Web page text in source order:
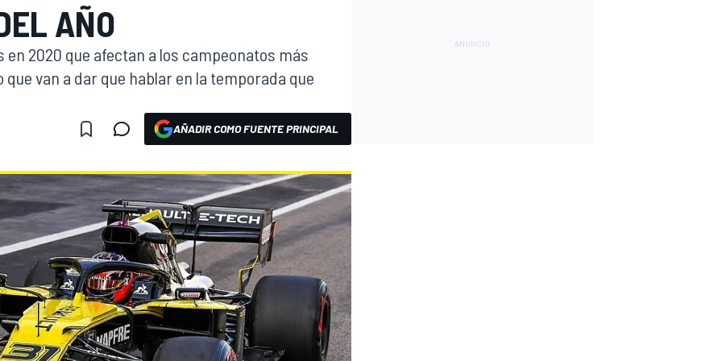
AÑO
2020 que afectan a los campeonatos más
van a dar que hablar en la temporada que
AÑADIR COMO FUENTE PRINCIPAL